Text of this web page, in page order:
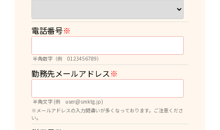
電話番号※
半角数字（例 0123456789）
勤務先メールアドレス※
半角文字 (例 user@smktg.jp)
※メールアドレスの入力間違いが多くなっております。ご注意くださ
い。